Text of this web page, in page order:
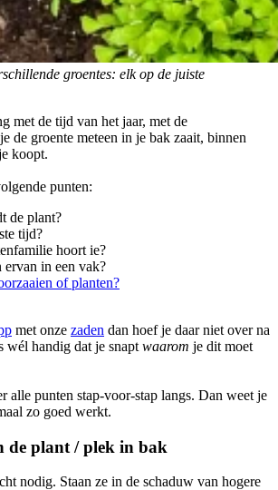
groentes: elk op de juiste
met de tijd van het jaar, met de
de groente meteen in je bak zaait, binnen
koopt.
punten:
de plant?
tijd?
hoort ie?
ervan in een vak?
of planten?
met onze zaden dan hoef je daar niet over na
wél handig dat je snapt waarom je dit moet
alle punten stap-voor-stap langs. Dan weet je
zo goed werkt.
de plant / plek in bak
nodig. Staan ze in de schaduw van hogere